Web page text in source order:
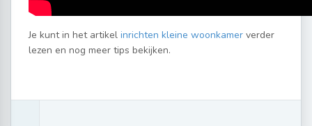
Je kunt in het artikel inrichten kleine woonkamer verder
lezen en nog meer tips bekijken.